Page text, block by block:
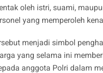
oleh istri, suami,
yang memperoleh
menjadi simbol
yang selama ini
anggota Polri dalam